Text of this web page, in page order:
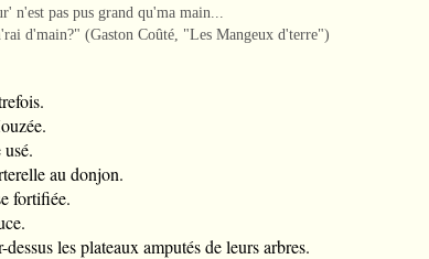
n'est pas pus grand qu'ma main...
d'main?" (Gaston Coûté, "Les Mangeux d'terre")
au donjon.
fortifiée.
les plateaux amputés de leurs arbres.